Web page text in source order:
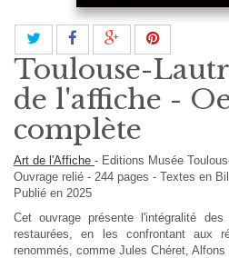
Toulouse-
de l'affiche -
complète
Art de l'Affiche - Editions Musée
Ouvrage relié - 244 pages - Textes en
Publié en 2025
Cet ouvrage présente l'intégralité des
restaurées, en les confrontant aux
renommés, comme Jules Chéret, Alfons